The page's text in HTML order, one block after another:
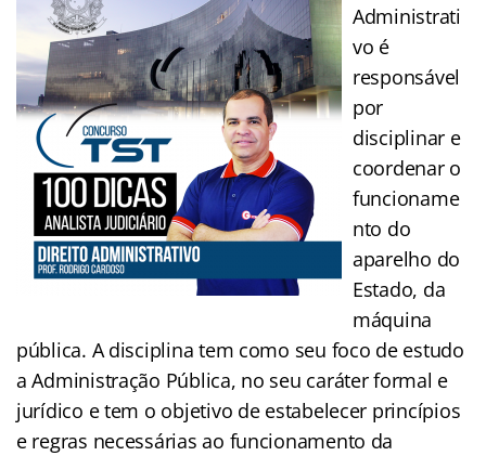
Administrati
vo é
responsável
por
disciplinar e
coordenar o
funcioname
nto do
aparelho do
Estado, da
máquina
pública. A disciplina tem como seu foco de estudo
a Administração Pública, no seu caráter formal e
jurídico e tem o objetivo de estabelecer princípios
e regras necessárias ao funcionamento da